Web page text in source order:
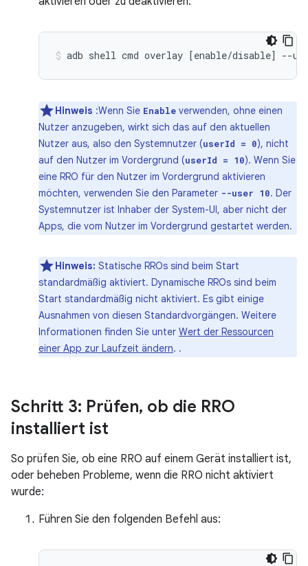
adb shell cmd overlay [enable/disable] --
Hinweis :Wenn Sie Enable verwenden, ohne einen
Nutzer anzugeben, wirkt sich das auf den aktuellen
Nutzer aus, also den Systemnutzer (userId = 0), nicht
auf den Nutzer im Vordergrund (userId = 10). Wenn Sie
eine RRO für den Nutzer im Vordergrund aktivieren
möchten, verwenden Sie den Parameter --user 10. Der
Systemnutzer ist Inhaber der System-UI, aber nicht der
Apps, die vom Nutzer im Vordergrund gestartet werden.
Hinweis: Statische RROs sind beim Start
standardmäßig aktiviert. Dynamische RROs sind beim
Start standardmäßig nicht aktiviert. Es gibt einige
Ausnahmen von diesen Standardvorgängen. Weitere
Informationen finden Sie unter Wert der Ressourcen
einer App zur Laufzeit ändern. .
Schritt 3: Prüfen, ob die RRO
installiert ist
So prüfen Sie, ob eine RRO auf einem Gerät installiert ist,
oder beheben Probleme, wenn die RRO nicht aktiviert
wurde:
Führen Sie den folgenden Befehl aus: